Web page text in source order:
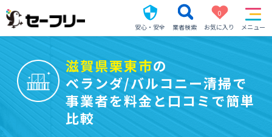
安心・安全 業者検索
0
お気に入り
メニュー
滋賀県栗東市の
ベランダ/バルコニー清掃で
事業者を料金と口コミで簡単
比較